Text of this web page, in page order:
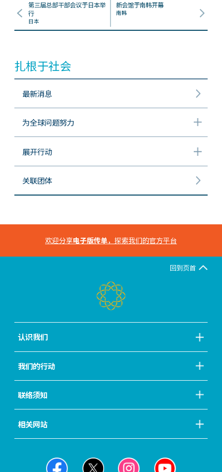
第三届总部干部会议于日本举
行
日本
新会馆于南韩开幕
南韩
扎根于社会
最新消息
为全球问题努力
展开行动
关联团体
欢迎分享电子版传单，探索我们的官方平台
回到页首
认识我们
我们的行动
联络须知
相关网站